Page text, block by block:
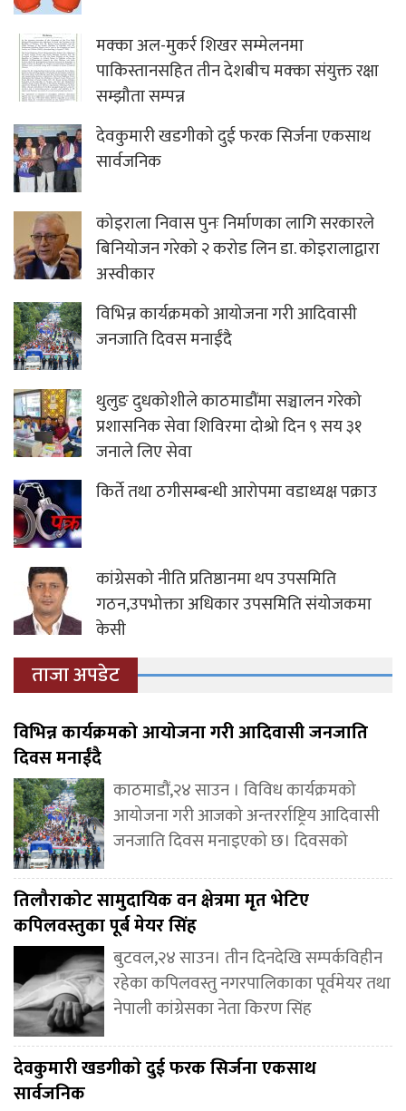
मक्का अल-मुकर्र शिखर सम्मेलनमा
पाकिस्तानसहित तीन देशबीच मक्का संयुक्त रक्षा
सम्झौता सम्पन्न
देवकुमारी खडगीकाे दुई फरक सिर्जना एकसाथ
सार्वजनिक
कोइराला निवास पुनः निर्माणका लागि सरकारले
बिनियोजन गरेको २ करोड लिन डा. कोइरालाद्वारा
अस्वीकार
विभिन्न कार्यक्रमको आयोजना गरी आदिवासी
जनजाति दिवस मनाईंदै
थुलुङ दुधकोशीले काठमाडौंमा सञ्चालन गरेको
प्रशासनिक सेवा शिविरमा दोश्रो दिन ९ सय ३१
जनाले लिए सेवा
किर्ते तथा ठगीसम्बन्धी आरोपमा वडाध्यक्ष पक्राउ
कांग्रेसको नीति प्रतिष्ठानमा थप उपसमिति
गठन,उपभोक्ता अधिकार उपसमिति संयोजकमा
केसी
ताजा अपडेट
विभिन्न कार्यक्रमको आयोजना गरी आदिवासी जनजाति
दिवस मनाईंदै
काठमाडौं,२४ साउन । विविध कार्यक्रमको
आयोजना गरी आजको अन्तरर्राष्ट्रिय आदिवासी
जनजाति दिवस मनाइएको छ। दिवसको
तिलौराकोट सामुदायिक वन क्षेत्रमा मृत भेटिए
कपिलवस्तुका पूर्ब मेयर सिंह
बुटवल,२४ साउन। तीन दिनदेखि सम्पर्कविहीन
रहेका कपिलवस्तु नगरपालिकाका पूर्वमेयर तथा
नेपाली कांग्रेसका नेता किरण सिंह
देवकुमारी खडगीकाे दुई फरक सिर्जना एकसाथ
सार्वजनिक